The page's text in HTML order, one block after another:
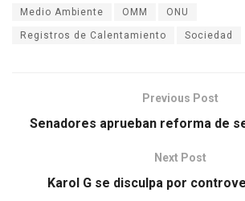
Medio Ambiente OMM ONU
Registros de Calentamiento Sociedad
Previous Post
Senadores aprueban reforma de
Next Post
Karol G se disculpa por